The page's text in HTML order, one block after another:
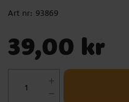
Art nr: 93869
39,00 kr